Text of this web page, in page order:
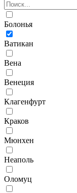
Болонья
Ватикан
Вена
Венеция
Клагенфурт
Краков
Мюнхен
Неаполь
Оломуц